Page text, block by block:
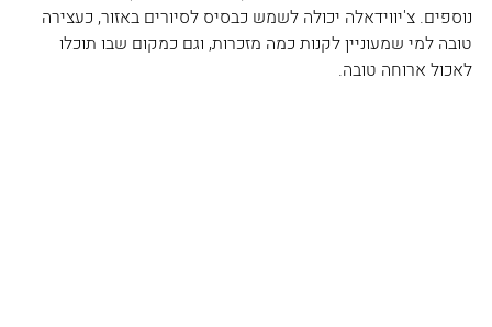
נוספים. צ'יווידאלה יכולה לשמש כבסיס לסיורים באזור, כעצירה
טובה למי שמעוניין לקנות כמה מזכרות, וגם כמקום שבו תוכלו
לאכול ארוחה טובה.